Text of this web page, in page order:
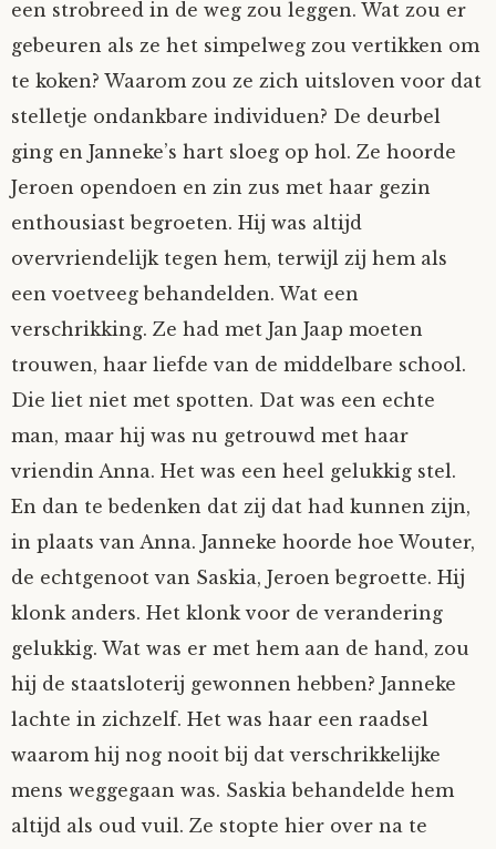
een strobreed in de weg zou leggen. Wat zou er
gebeuren als ze het simpelweg zou vertikken om
te koken? Waarom zou ze zich uitsloven voor dat
stelletje ondankbare individuen? De deurbel
ging en Janneke’s hart sloeg op hol. Ze hoorde
Jeroen opendoen en zin zus met haar gezin
enthousiast begroeten. Hij was altijd
overvriendelijk tegen hem, terwijl zij hem als
een voetveeg behandelden. Wat een
verschrikking. Ze had met Jan Jaap moeten
trouwen, haar liefde van de middelbare school.
Die liet niet met spotten. Dat was een echte
man, maar hij was nu getrouwd met haar
vriendin Anna. Het was een heel gelukkig stel.
En dan te bedenken dat zij dat had kunnen zijn,
in plaats van Anna. Janneke hoorde hoe Wouter,
de echtgenoot van Saskia, Jeroen begroette. Hij
klonk anders. Het klonk voor de verandering
gelukkig. Wat was er met hem aan de hand, zou
hij de staatsloterij gewonnen hebben? Janneke
lachte in zichzelf. Het was haar een raadsel
waarom hij nog nooit bij dat verschrikkelijke
mens weggegaan was. Saskia behandelde hem
altijd als oud vuil. Ze stopte hier over na te